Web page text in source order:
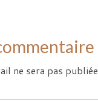
ne sera pas